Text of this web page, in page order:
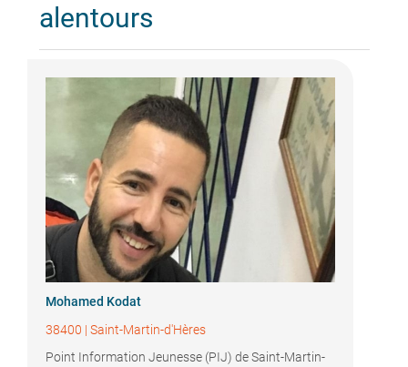
alentours
Mohamed Kodat
38400 | Saint-Martin-d'Hères
Point Information Jeunesse (PIJ) de Saint-Martin-